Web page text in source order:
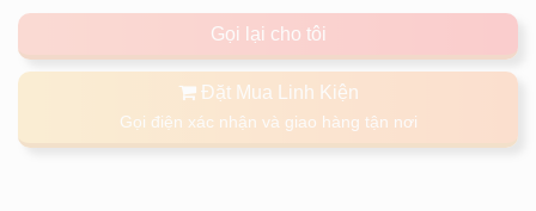
Gọi lại cho tôi
Đặt Mua Linh Kiện
Gọi điện xác nhận và giao hàng tận nơi